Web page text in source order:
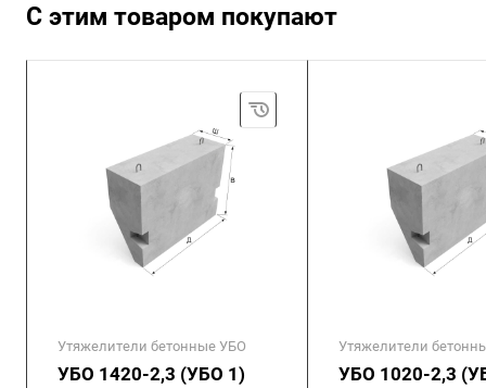
С этим товаром покупают
Утяжелители бетонные УБО
УБО 1420-2,3 (УБО 1)
Утяжелители
УБО 1020-2,3